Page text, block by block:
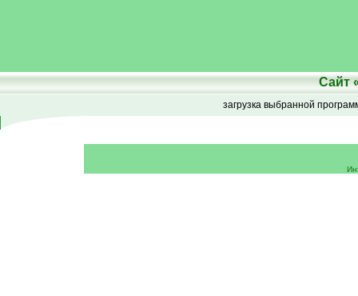
Сайт
загрузка выбранной